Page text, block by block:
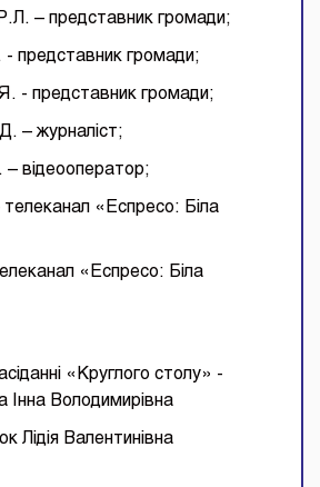
– представник громади;
представник громади;
- представник громади;
– журналіст;
відеооператор;
«Еспресо: Біла
«Еспресо: Біла
«Круглого столу» -
Інна Володимирівна
Лідія Валентинівна